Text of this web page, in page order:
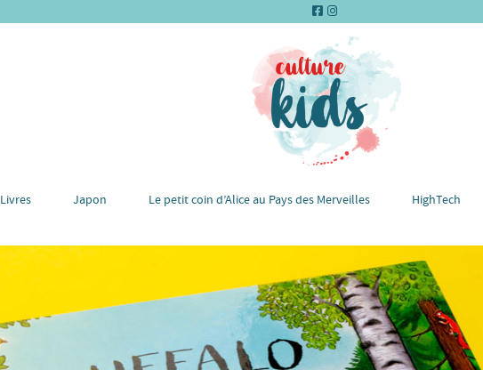
Livres Japon Le petit coin d’Alice au Pays des Merveilles HighTech